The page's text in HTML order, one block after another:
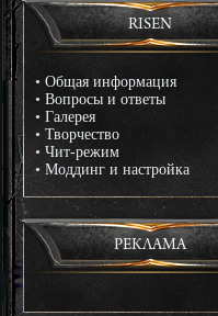
RISEN
• Общая информация
• Вопросы и ответы
• Галерея
• Творчество
• Чит-режим
• Моддинг и настройка
РЕКЛАМА